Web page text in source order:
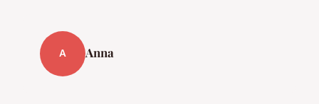
A Anna